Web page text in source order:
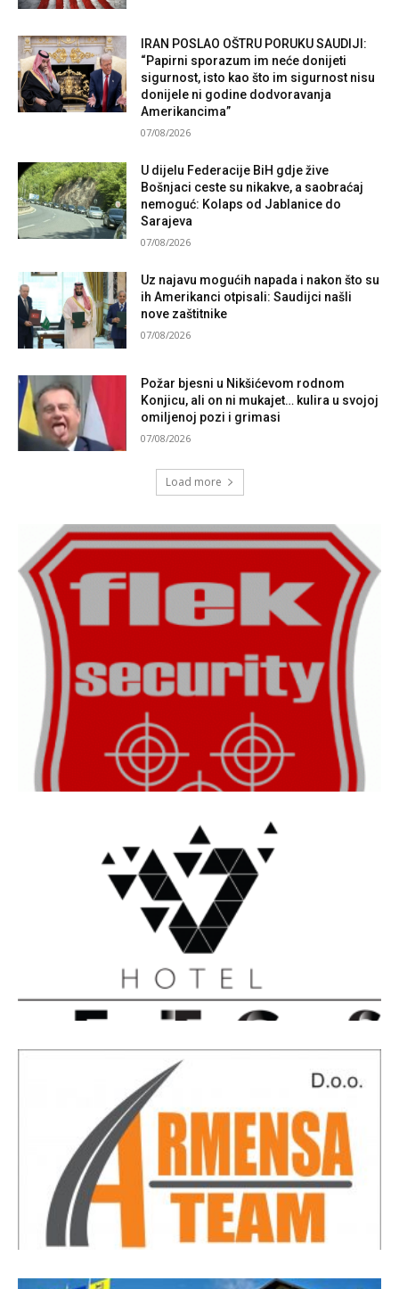
IRAN POSLAO OŠTRU PORUKU SAUDIJI:
“Papirni sporazum im neće donijeti
sigurnost, isto kao što im sigurnost nisu
donijele ni godine dodvoravanja
Amerikancima”
07/08/2026
U dijelu Federacije BiH gdje žive
Bošnjaci ceste su nikakve, a saobraćaj
nemoguć: Kolaps od Jablanice do
Sarajeva
07/08/2026
Uz najavu mogućih napada i nakon što su
ih Amerikanci otpisali: Saudijci našli
nove zaštitnike
07/08/2026
Požar bjesni u Nikšićevom rodnom
Konjicu, ali on ni mukajet… kulira u svojoj
omiljenoj pozi i grimasi
07/08/2026
Load more